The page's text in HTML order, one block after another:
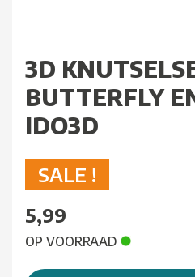
3D
BUTTERFLY
IDO3D
SALE !
5,99
OP VOORRAAD